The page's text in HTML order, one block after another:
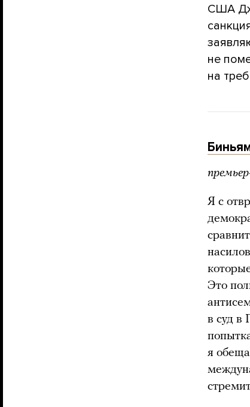
США
не
на
Я с
Это
в суд в
я